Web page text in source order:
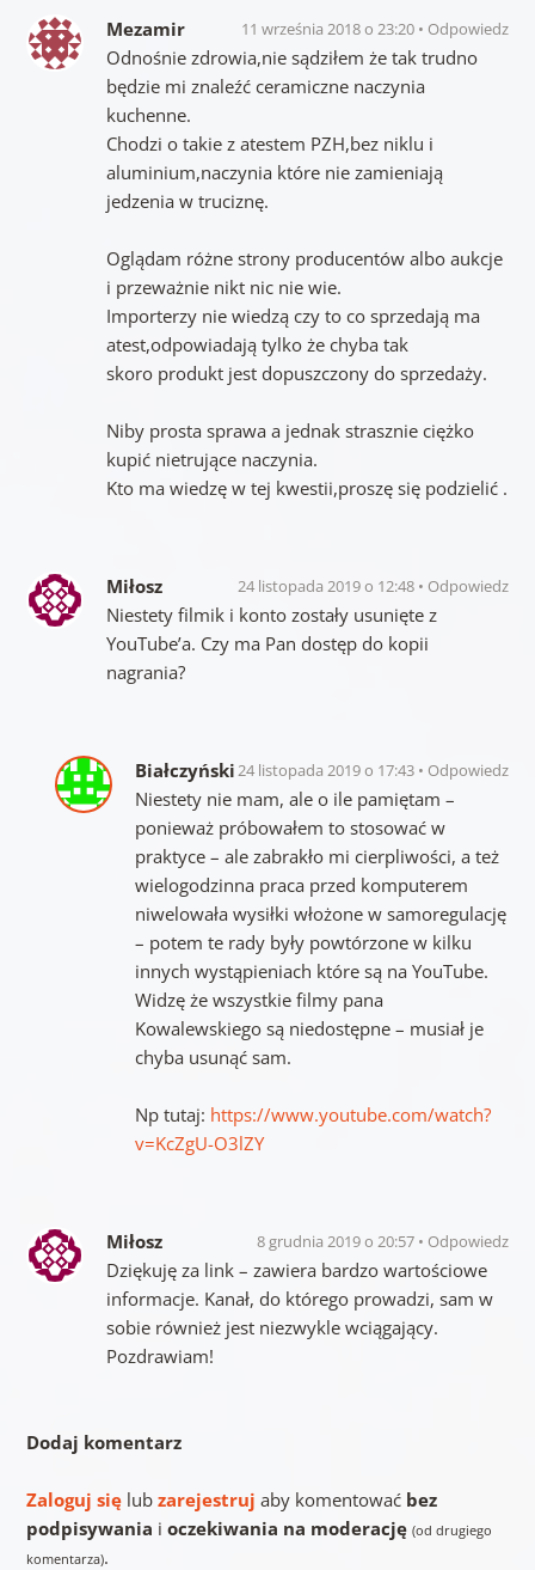
Mezamir 11 września 2018 o 23:20 Odpowiedz
Odnośnie zdrowia,nie sądziłem że tak trudno
będzie mi znaleźć ceramiczne naczynia
kuchenne.
Chodzi o takie z atestem PZH,bez niklu i
aluminium,naczynia które nie zamieniają
jedzenia w truciznę.
Oglądam różne strony producentów albo aukcje
i przeważnie nikt nic nie wie.
Importerzy nie wiedzą czy to co sprzedają ma
atest,odpowiadają tylko że chyba tak
skoro produkt jest dopuszczony do sprzedaży.
Niby prosta sprawa a jednak strasznie ciężko
kupić nietrujące naczynia.
Kto ma wiedzę w tej kwestii,proszę się podzielić .
Miłosz 24 listopada 2019 o 12:48 Odpowiedz
Niestety filmik i konto zostały usunięte z
YouTube’a. Czy ma Pan dostęp do kopii
nagrania?
Białczyński24 listopada 2019 o 17:43 Odpowiedz
Niestety nie mam, ale o ile pamiętam –
ponieważ próbowałem to stosować w
praktyce – ale zabrakło mi cierpliwości, a też
wielogodzinna praca przed komputerem
niwelowała wysiłki włożone w samoregulację
– potem te rady były powtórzone w kilku
innych wystąpieniach które są na YouTube.
Widzę że wszystkie filmy pana
Kowalewskiego są niedostępne – musiał je
chyba usunąć sam.
Np tutaj: https://www.youtube.com/watch?
v=KcZgU-O3lZY
Miłosz 8 grudnia 2019 o 20:57 Odpowiedz
Dziękuję za link – zawiera bardzo wartościowe
informacje. Kanał, do którego prowadzi, sam w
sobie również jest niezwykle wciągający.
Pozdrawiam!
Dodaj komentarz
Zaloguj sięlub zarejestruj aby komentować bez
podpisywania i oczekiwania na moderację (od drugiego
komentarza).